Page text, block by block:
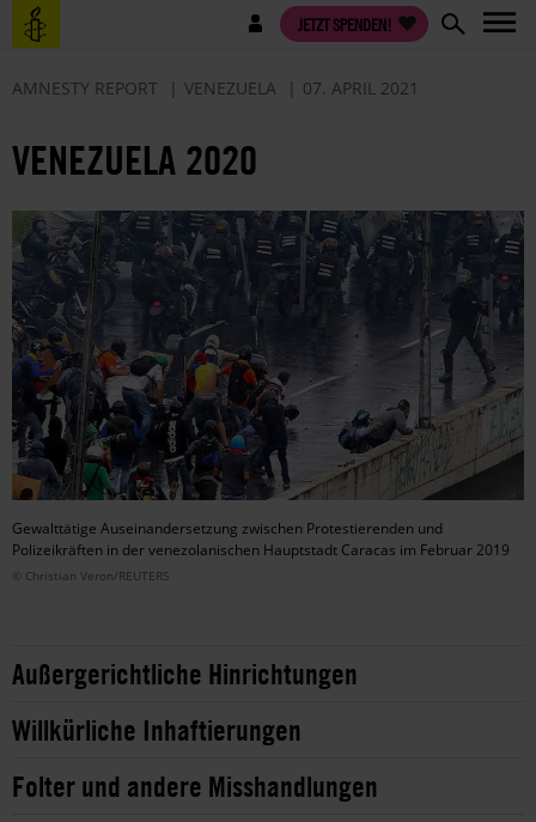
Direkt
zum
Benutzermenü JETZT SPENDEN!
AMNESTY REPORT VENEZUELA 07. APRIL 2021
VENEZUELA 2020
Gewalttätige Auseinandersetzung zwischen Protestierenden und
Polizeikräften in der venezolanischen Hauptstadt Caracas im Februar 2019
© Christian Veron/REUTERS
Außergerichtliche Hinrichtungen
Willkürliche Inhaftierungen
Folter und andere Misshandlungen